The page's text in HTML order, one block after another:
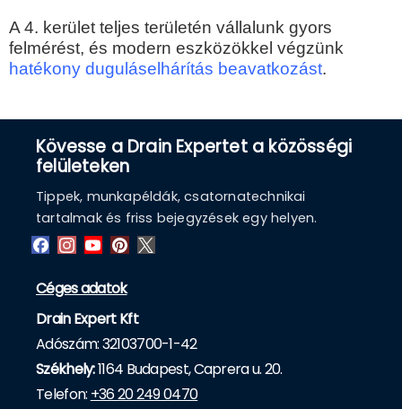
A 4. kerület teljes területén vállalunk gyors
felmérést, és modern eszközökkel végzünk
hatékony duguláselhárítás beavatkozást.
Kövesse a Drain Expertet a közösségi
felületeken
Tippek, munkapéldák, csatornatechnikai
tartalmak és friss bejegyzések egy helyen.
Céges adatok
Drain Expert Kft
Adószám: 32103700-1-42
Székhely:1164 Budapest, Caprera u. 20.
Telefon: +36 20 249 0470